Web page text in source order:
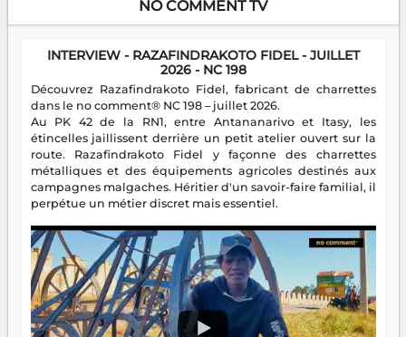
NO COMMENT TV
INTERVIEW - RAZAFINDRAKOTO FIDEL - JUILLET
2026 - NC 198
Découvrez Razafindrakoto Fidel, fabricant de charrettes
dans le no comment® NC 198 – juillet 2026.
Au PK 42 de la RN1, entre Antananarivo et Itasy, les
étincelles jaillissent derrière un petit atelier ouvert sur la
route. Razafindrakoto Fidel y façonne des charrettes
métalliques et des équipements agricoles destinés aux
campagnes malgaches. Héritier d'un savoir-faire familial, il
perpétue un métier discret mais essentiel.